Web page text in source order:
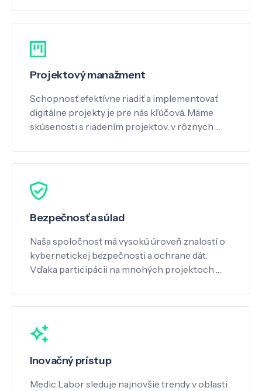
Projektový manažment
Schopnosť efektívne riadiť a implementovať
digitálne projekty je pre nás kľúčová. Máme
skúsenosti s riadením projektov, v rôznych …
Bezpečnosť a súlad
Naša spoločnosť má vysokú úroveň znalostí o
kybernetickej bezpečnosti a ochrane dát.
Vďaka participácii na mnohých projektoch …
Inovačný prístup
Medic Labor sleduje najnovšie trendy v oblasti